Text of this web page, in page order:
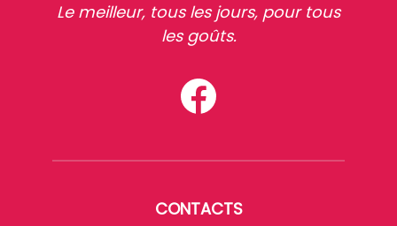
Le meilleur, tous les jours, pour tous
les goûts.
CONTACTS